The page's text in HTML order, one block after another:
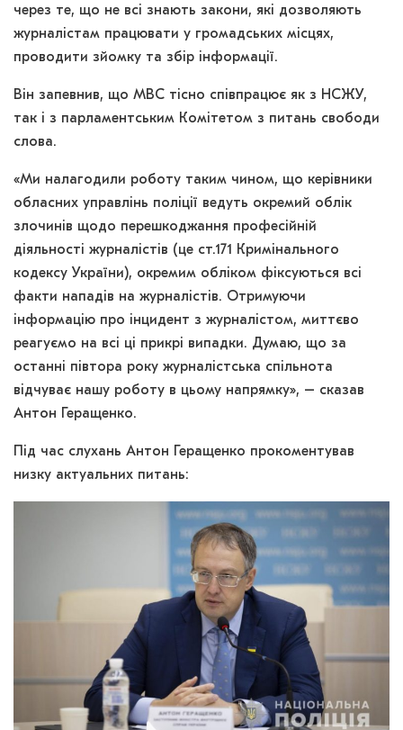
через те, що не всі знають закони, які дозволяють
журналістам працювати у громадських місцях,
проводити зйомку та збір інформації.
Він запевнив, що МВС тісно співпрацює як з НСЖУ,
так і з парламентським Комітетом з питань свободи
слова.
«Ми налагодили роботу таким чином, що керівники
обласних управлінь поліції ведуть окремий облік
злочинів щодо перешкоджання професійній
діяльності журналістів (це ст.171 Кримінального
кодексу України), окремим обліком фіксуються всі
факти нападів на журналістів. Отримуючи
інформацію про інцидент з журналістом, миттєво
реагуємо на всі ці прикрі випадки. Думаю, що за
останні півтора року журналістська спільнота
відчуває нашу роботу в цьому напрямку», – сказав
Антон Геращенко.
Під час слухань Антон Геращенко прокоментував
низку актуальних питань: